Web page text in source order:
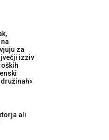
za
izziv
ali